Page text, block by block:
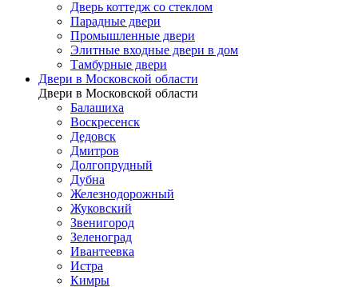
Дверь коттедж со стеклом
Парадные двери
Промышленные двери
Элитные входные двери в дом
Тамбурные двери
Двери в Московской области
Двери в Московской области
Балашиха
Воскресенск
Дедовск
Дмитров
Долгопрудный
Дубна
Железнодорожный
Жуковский
Звенигород
Зеленоград
Ивантеевка
Истра
Кимры